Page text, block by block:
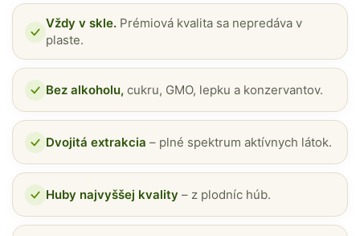
Vždy v skle. Prémiová kvalita sa nepredáva v
plaste.
Bez alkoholu, cukru, GMO, lepku a konzervantov.
Dvojitá extrakcia – plné spektrum aktívnych látok.
Huby najvyššej kvality – z plodníc húb.